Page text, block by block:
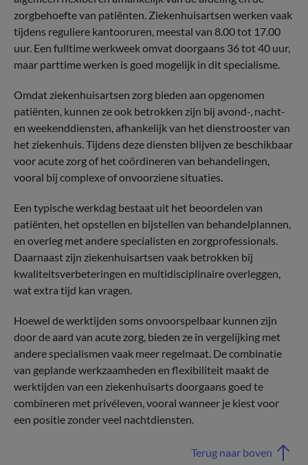
zorgbehoefte van patiënten. Ziekenhuisartsen werken vaak
tijdens reguliere kantooruren, meestal van 8.00 tot 17.00
uur. Een fulltime werkweek omvat doorgaans 36 tot 40 uur,
maar parttime werken is goed mogelijk in dit specialisme.
Omdat ziekenhuisartsen zorg bieden aan opgenomen
patiënten, kunnen ze ook betrokken zijn bij avond-, nacht-
en weekenddiensten, afhankelijk van het dienstrooster van
het ziekenhuis. Tijdens deze diensten blijven ze beschikbaar
voor acute zorg of het coördineren van behandelingen,
vooral bij complexe of onvoorziene situaties.
Een typische werkdag bestaat uit het beoordelen van
patiënten, het opstellen en bijstellen van behandelplannen,
en overleg met andere specialisten en zorgprofessionals.
Daarnaast zijn ziekenhuisartsen vaak betrokken bij
kwaliteitsverbeteringen en multidisciplinaire overleggen,
wat extra tijd kan vragen.
Hoewel de werktijden soms onvoorspelbaar kunnen zijn
door de aard van acute zorg, bieden ze in vergelijking met
andere specialismen vaak meer regelmaat. De combinatie
van geplande werkzaamheden en flexibiliteit maakt de
werktijden van een ziekenhuisarts doorgaans goed te
combineren met privéleven, vooral wanneer je kiest voor
een positie zonder veel nachtdiensten.
Terug naar boven